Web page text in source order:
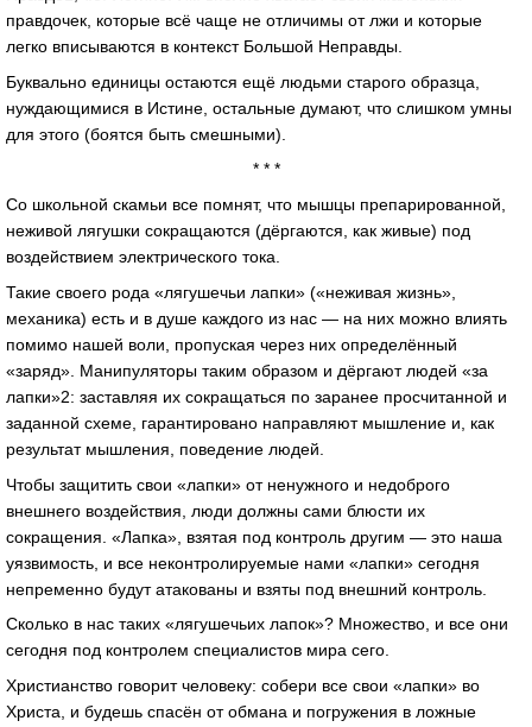
правдочек, которые всё чаще не отличимы от лжи и которые
легко вписываются в контекст Большой Неправды.
Буквально единицы остаются ещё людьми старого образца,
нуждающимися в Истине, остальные думают, что слишком умны
для этого (боятся быть смешными).
* * *
Со школьной скамьи все помнят, что мышцы препарированной,
неживой лягушки сокращаются (дёргаются, как живые) под
воздействием электрического тока.
Такие своего рода «лягушечьи лапки» («неживая жизнь»,
механика) есть и в душе каждого из нас — на них можно влиять
помимо нашей воли, пропуская через них определённый
«заряд». Манипуляторы таким образом и дёргают людей «за
лапки»2: заставляя их сокращаться по заранее просчитанной и
заданной схеме, гарантировано направляют мышление и, как
результат мышления, поведение людей.
Чтобы защитить свои «лапки» от ненужного и недоброго
внешнего воздействия, люди должны сами блюсти их
сокращения. «Лапка», взятая под контроль другим — это наша
уязвимость, и все неконтролируемые нами «лапки» сегодня
непременно будут атакованы и взяты под внешний контроль.
Сколько в нас таких «лягушечьих лапок»? Множество, и все они
сегодня под контролем специалистов мира сего.
Христианство говорит человеку: собери все свои «лапки» во
Христа, и будешь спасён от обмана и погружения в ложные